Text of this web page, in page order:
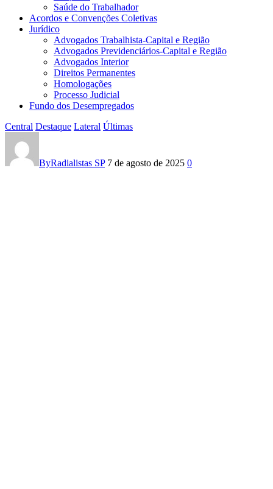
Saúde do Trabalhador
Acordos e Convenções Coletivas
Jurídico
Advogados Trabalhista-Capital e Região
Advogados Previdenciários-Capital e Região
Advogados Interior
Direitos Permanentes
Homologações
Processo Judicial
Fundo dos Desempregados
Central Destaque Lateral Últimas
Fundo
dos
ByRadialistas SP 7 de agosto de 2025 0